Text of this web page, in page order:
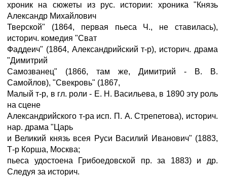
хроник на сюжеты из рус. истории: хроника "Князь
Александр Михайлович
Тверской" (1864, первая пьеса Ч., не ставилась),
историч. комедия "Сват
Фаддеич" (1864, Александрийский т-р), историч. драма
"Димитрий
Самозванец" (1866, там же, Димитрий - В. В.
Самойлов), "Свекровь" (1867,
Малый т-р, в гл. роли - Е. Н. Васильева, в 1890 эту роль
на сцене
Александрийского т-ра исп. П. А. Стрепетова), историч.
нар. драма "Царь
и Великий князь всея Руси Василий Иванович" (1883,
Т-р Корша, Москва;
пьеса удостоена Грибоедовской пр. за 1883) и др.
Следуя за историч.